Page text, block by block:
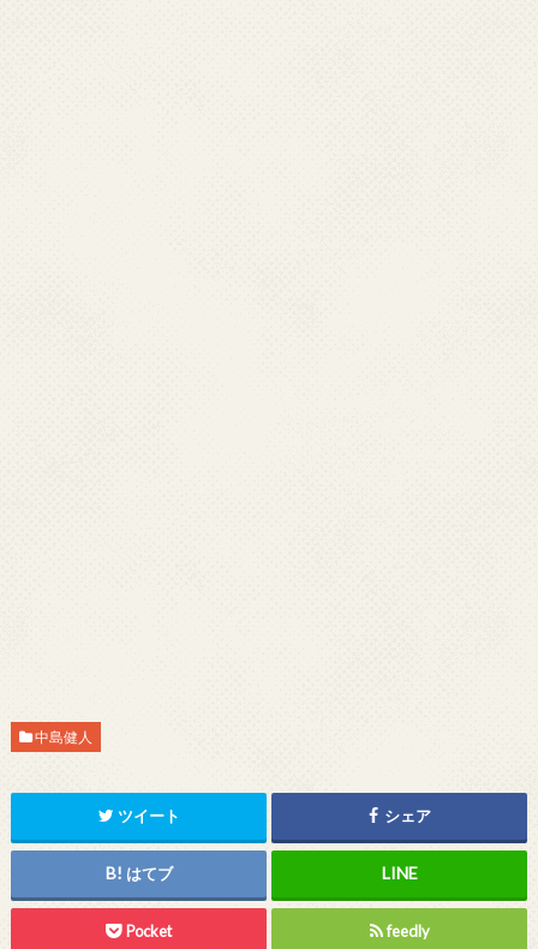
中島健人
ツイート シェア
はてブ
Pocket feedly